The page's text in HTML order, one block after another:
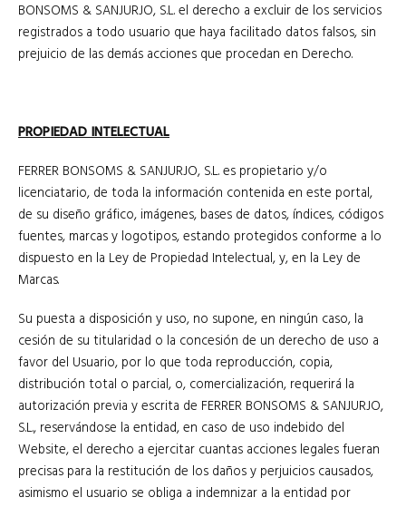
BONSOMS & SANJURJO, S.L. el derecho a excluir de los servicios
registrados a todo usuario que haya facilitado datos falsos, sin
prejuicio de las demás acciones que procedan en Derecho.
PROPIEDAD INTELECTUAL
FERRER BONSOMS & SANJURJO, S.L. es propietario y/o
licenciatario, de toda la información contenida en este portal,
de su diseño gráfico, imágenes, bases de datos, índices, códigos
fuentes, marcas y logotipos, estando protegidos conforme a lo
dispuesto en la Ley de Propiedad Intelectual, y, en la Ley de
Marcas.
Su puesta a disposición y uso, no supone, en ningún caso, la
cesión de su titularidad o la concesión de un derecho de uso a
favor del Usuario, por lo que toda reproducción, copia,
distribución total o parcial, o, comercialización, requerirá la
autorización previa y escrita de FERRER BONSOMS & SANJURJO,
S.L., reservándose la entidad, en caso de uso indebido del
Website, el derecho a ejercitar cuantas acciones legales fueran
precisas para la restitución de los daños y perjuicios causados,
asimismo el usuario se obliga a indemnizar a la entidad por